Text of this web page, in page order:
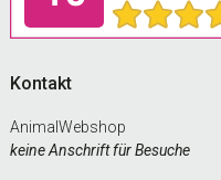
Kontakt
AnimalWebshop
keine Anschrift für Besuche